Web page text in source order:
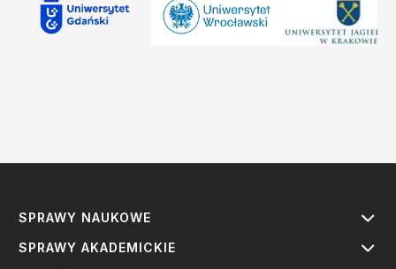
SPRAWY NAUKOWE
SPRAWY AKADEMICKIE